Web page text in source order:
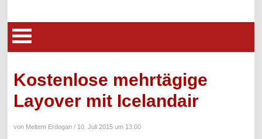
Kostenlose mehrtägige
Layover mit Icelandair
von Meltem Erdogan / 10. Juli 2015 um 13:00